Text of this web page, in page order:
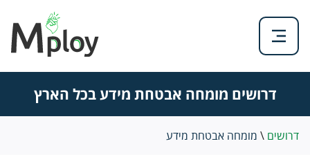
דרושים מומחה אבטחת מידע בכל הארץ
דרושים \ מומחה אבטחת מידע